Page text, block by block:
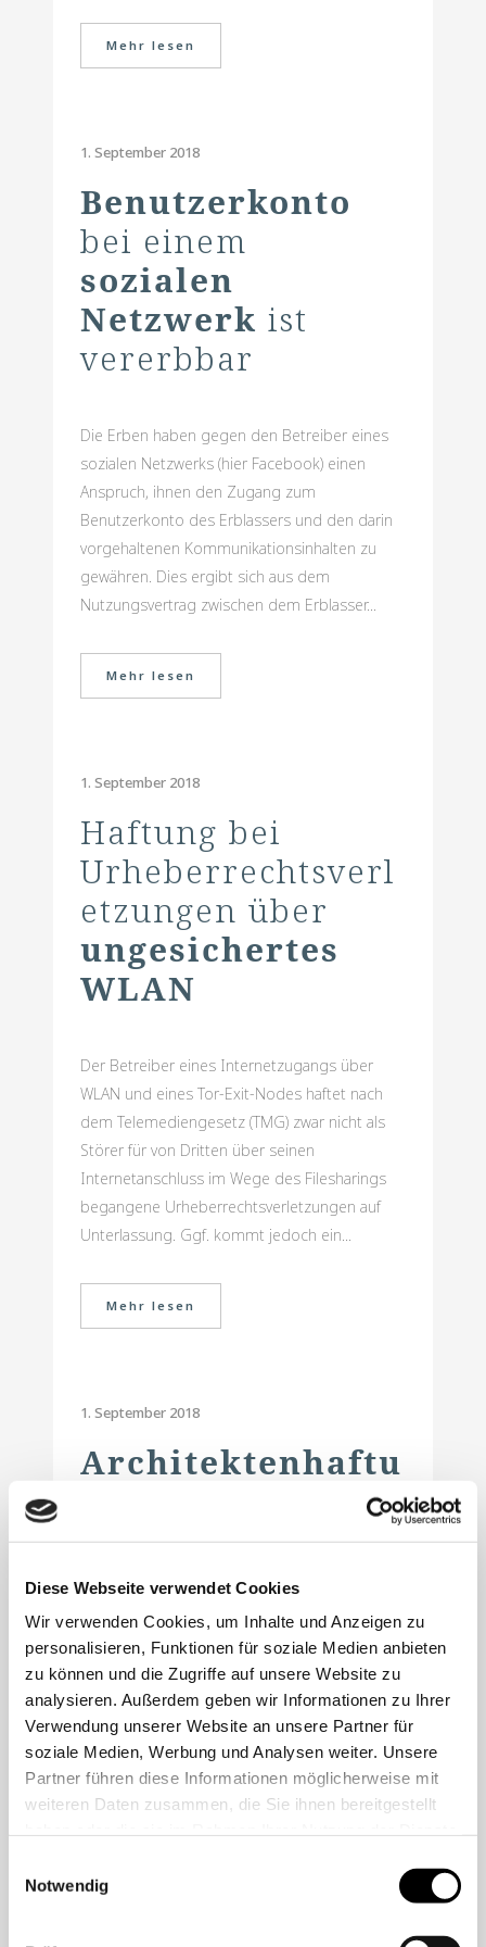
Diese Webseite verwendet Cookies
Wir verwenden Cookies, um Inhalte und Anzeigen zu
personalisieren, Funktionen für soziale Medien anbieten
zu können und die Zugriffe auf unsere Website zu
analysieren. Außerdem geben wir Informationen zu Ihrer
Verwendung unserer Website an unsere Partner für
soziale Medien, Werbung und Analysen weiter. Unsere
Partner führen diese Informationen möglicherweise mit
weiteren Daten zusammen, die Sie ihnen bereitgestellt
Notwendig
Mehr lesen
1. September 2018
Benutzerkonto
bei einem
sozialen
Netzwerk ist
vererbbar
Die Erben haben gegen den Betreiber eines
sozialen Netzwerks (hier Facebook) einen
Anspruch, ihnen den Zugang zum
Benutzerkonto des Erblassers und den darin
vorgehaltenen Kommunikationsinhalten zu
gewähren. Dies ergibt sich aus dem
Nutzungsvertrag zwischen dem Erblasser...
Mehr lesen
1. September 2018
Haftung bei
Urheberrechtsverl
etzungen über
ungesichertes
WLAN
Der Betreiber eines Internetzugangs über
WLAN und eines Tor-Exit-Nodes haftet nach
dem Telemediengesetz (TMG) zwar nicht als
Störer für von Dritten über seinen
Internetanschluss im Wege des Filesharings
begangene Urheberrechtsverletzungen auf
Unterlassung. Ggf. kommt jedoch ein...
Mehr lesen
1. September 2018
Architektenhaftu
Verantwortlichkeit
für
Planungsmängel
Der mit der Planung beauftragte Architekt
trägt allein das Risiko der Auswahl der
Konstruktion (hier: Fußbodenaufbau einer
Großküche). Dieses Risiko kann er nicht auf
seinen Auftraggeber verlagern, indem er
diesen vor der Ausführung in seine